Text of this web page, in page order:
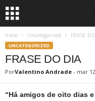
Início Uncategorized FRASE
UNCATEGORIZED
FRASE DO DIA
PorValentino Andrade - mar
“Há amigos de oito dias